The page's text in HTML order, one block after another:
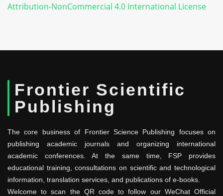
Attribution-NonCommercial 4.0 International License
Frontier Scientific
Publishing
The core business of Frontier Science Publishing focuses on
publishing academic journals and organizing international
academic conferences. At the same time, FSP provides
educational training, consultations on scientific and technological
information, translation services, and publications of e-books.
Welcome to scan the QR code to follow our WeChat Official